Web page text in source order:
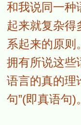
和我说同一种
起来就复杂得
系起来的原则
拥有所说这些
语言的真的理
句”(即真语句)。